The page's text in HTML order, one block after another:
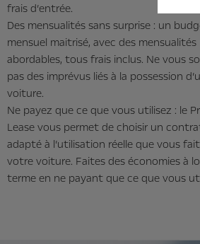
frais d’entrée.
Des mensualités sans surprise : un
mensuel maitrisé, avec des mensualités
abordables, tous frais inclus. Ne vous
pas des imprévus liés à la possession
voiture.
Ne payez que ce que vous utilisez : le
Lease vous permet de choisir un
adapté à l’utilisation réelle que vous
votre voiture. Faites des économies à
terme en ne payant que ce que vous